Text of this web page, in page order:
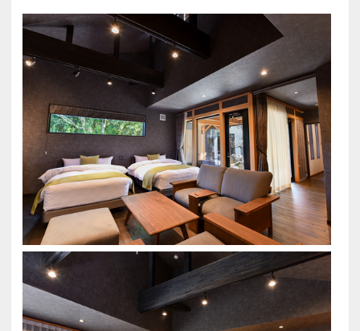
■朝食■
一日の始まりにふさわしい、体にやさしい和朝食を
※お食事時間は、7時30分/8時/8時30分/9時よりお
選びいただけますチェックイン時にお伺いいたしま
す
■お風呂■
各客室の露天風呂では、三重県【榊原温泉】の湯を
お愉しみいただけます。
美容液のような泉質は、肌に優しく日本三名湯とし
て親しまれております。
内風呂の浴槽には、木曽檜を使用しております。